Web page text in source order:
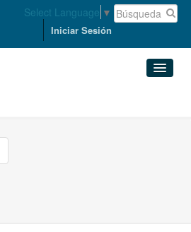
Select Language ▼
Iniciar Sesión